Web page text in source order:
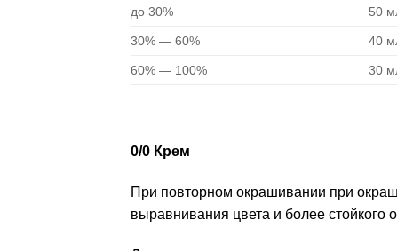
до 30% 50
30% — 60% 40
60% — 100% 30
0/0 Крем
При повторном окрашивании при
выравнивания цвета и более стойкого